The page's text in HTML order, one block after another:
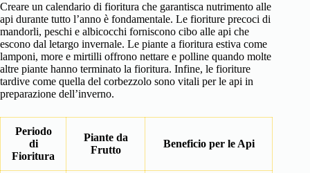
Creare un calendario di fioritura che garantisca nutrimento alle
api durante tutto l’anno è fondamentale. Le fioriture precoci di
mandorli, peschi e albicocchi forniscono cibo alle api che
escono dal letargo invernale. Le piante a fioritura estiva come
lamponi, more e mirtilli offrono nettare e polline quando molte
altre piante hanno terminato la fioritura. Infine, le fioriture
tardive come quella del corbezzolo sono vitali per le api in
preparazione dell’inverno.
Periodo
di
Fioritura
Piante da
Frutto
Beneficio per le Api